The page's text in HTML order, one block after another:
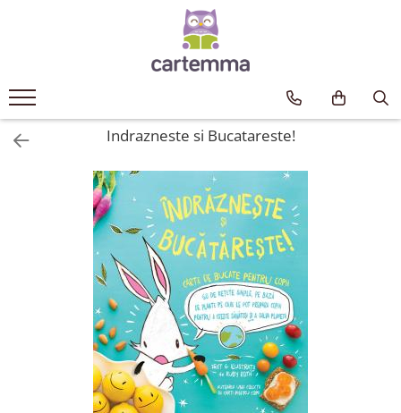
Tematică
Craciun
Activități
Atlase si enciclopedii
Carte de bucate
Educație financiară
Hobby si craft
Inteligenta emotionala
Indrazneste si Bucatareste!